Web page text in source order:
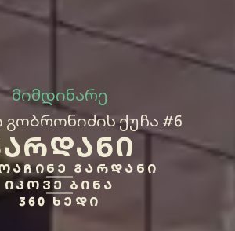
მიმდინარე
გობრონიძის ქუჩა #6
ᲒᲐᲠᲓᲐᲜᲘ
ᲘᲞᲝᲕᲔ ᲑᲘᲜᲐ
360 ᲮᲔᲓᲘ